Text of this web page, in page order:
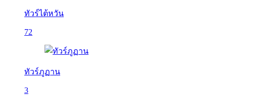
ทัวร์ไต้หวัน
72
ทัวร์ภูฏาน
3